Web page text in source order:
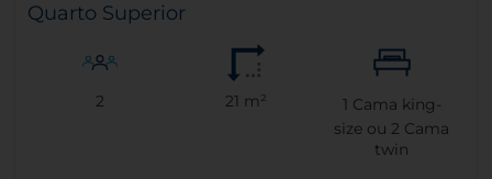
Quarto Superior
2 21 m² 1 Cama king-
size ou 2 Cama
twin